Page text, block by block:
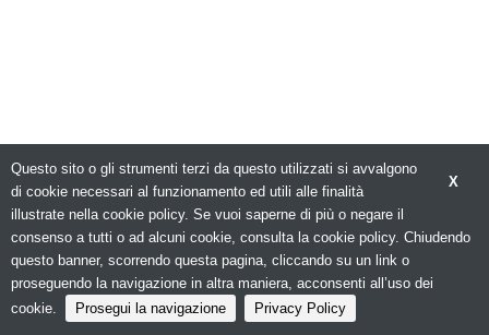
X
Questo sito o gli strumenti terzi da questo utilizzati si avvalgono
di cookie necessari al funzionamento ed utili alle finalità
illustrate nella cookie policy. Se vuoi saperne di più o negare il
consenso a tutti o ad alcuni cookie, consulta la cookie policy. Chiudendo
questo banner, scorrendo questa pagina, cliccando su un link o
proseguendo la navigazione in altra maniera, acconsenti all’uso dei
cookie.
Prosegui la navigazione Privacy Policy